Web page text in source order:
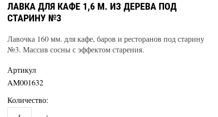
ЛАВКА ДЛЯ КАФЕ 1,6 М. ИЗ ДЕРЕВА ПОД
СТАРИНУ №3
Лавочка 160 мм. для кафе, баров и ресторанов под старину
№3. Массив сосны с эффектом старения.
Артикул
AM001632
Количество: